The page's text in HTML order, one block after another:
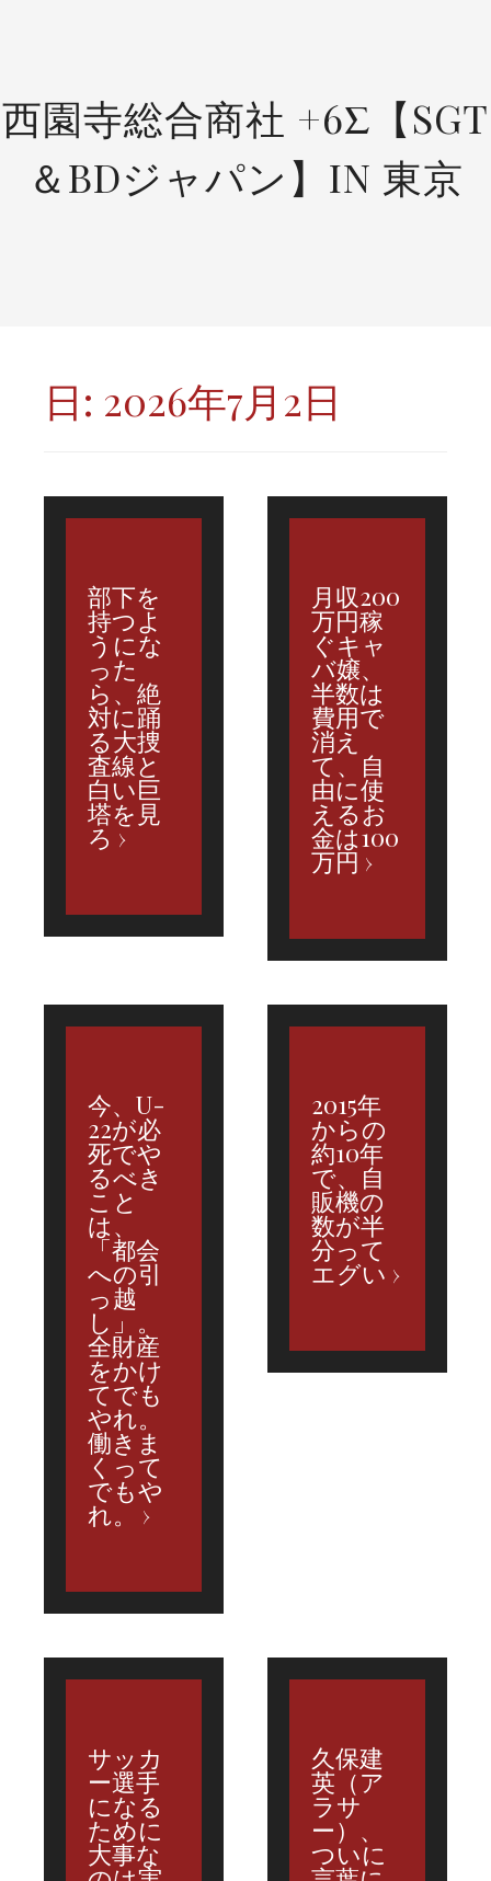
西園寺総合商社 +6Σ【SGT
＆BDジャパン】IN 東京
日: 2026年7月2日
部下を
持つよ
うにな
った
ら、絶
対に踊
る大捜
査線と
白い巨
塔を見
ろ
月収200
万円稼
ぐキャ
バ嬢、
半数は
費用で
消え
て、自
由に使
えるお
金は100
万円
今、U-
22が必
死でや
るべき
こと
は、
「都会
への引
っ越
し」。
全財産
をかけ
てでも
やれ。
働きま
くって
でもや
れ。
2015年
からの
約10年
で、自
販機の
数が半
分って
エグい
サッカ
ー選手
になる
ために
大事な
久保建
英（ア
ラサ
ー）、
ついに